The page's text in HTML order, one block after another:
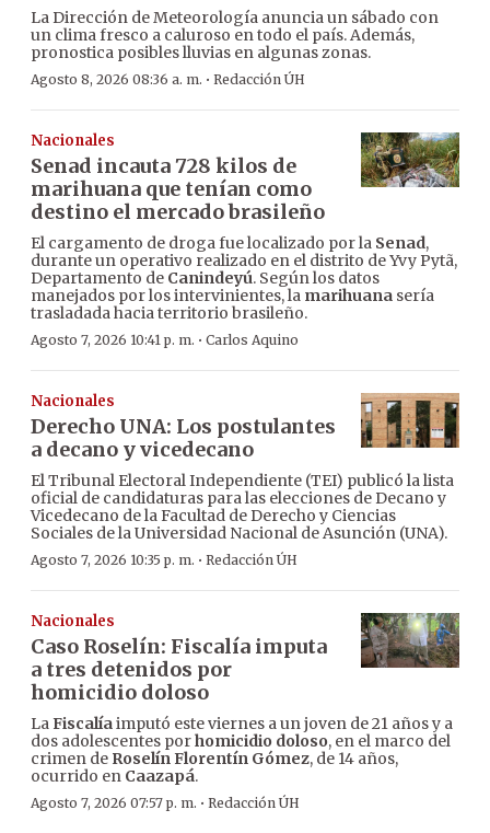
La Dirección de Meteorología anuncia un sábado con
un clima fresco a caluroso en todo el país. Además,
pronostica posibles lluvias en algunas zonas.
Agosto 8, 2026 08:36 a. m. · Redacción ÚH
Nacionales
Senad incauta 728 kilos de
marihuana que tenían como
destino el mercado brasileño
El cargamento de droga fue localizado por la Senad,
durante un operativo realizado en el distrito de Yvy Pytã,
Departamento de Canindeyú. Según los datos
manejados por los intervinientes, la marihuana sería
trasladada hacia territorio brasileño.
Agosto 7, 2026 10:41 p. m. · Carlos Aquino
Nacionales
Derecho UNA: Los postulantes
a decano y vicedecano
El Tribunal Electoral Independiente (TEI) publicó la lista
oficial de candidaturas para las elecciones de Decano y
Vicedecano de la Facultad de Derecho y Ciencias
Sociales de la Universidad Nacional de Asunción (UNA).
Agosto 7, 2026 10:35 p. m. · Redacción ÚH
Nacionales
Caso Roselín: Fiscalía imputa
a tres detenidos por
homicidio doloso
La Fiscalíaimputó este viernes a un joven de 21 años y a
dos adolescentes porhomicidio doloso, en el marco del
crimen de Roselín Florentín Gómez, de 14 años,
ocurrido en Caazapá.
Agosto 7, 2026 07:57 p. m. · Redacción ÚH